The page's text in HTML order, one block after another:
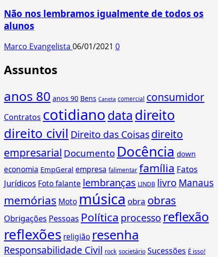
Não nos lembramos igualmente de todos os
alunos
Marco Evangelista 06/01/2021 0
Assuntos
anos 80 anos 90 Bens Caneta comercial consumidor
Contratos cotidianodata direito
direito civil Direito das Coisasdireito
empresarial Documento Docência down
economia EmpGeral empresa falimentar família Fatos
Jurídicos Foto falante lembranças LINDB livro Manaus
memórias Moto música obra obras
Obrigações Pessoas Política processo reflexão
reflexões religião resenha
Responsabilidade Civil rock societário Sucessões É isso!